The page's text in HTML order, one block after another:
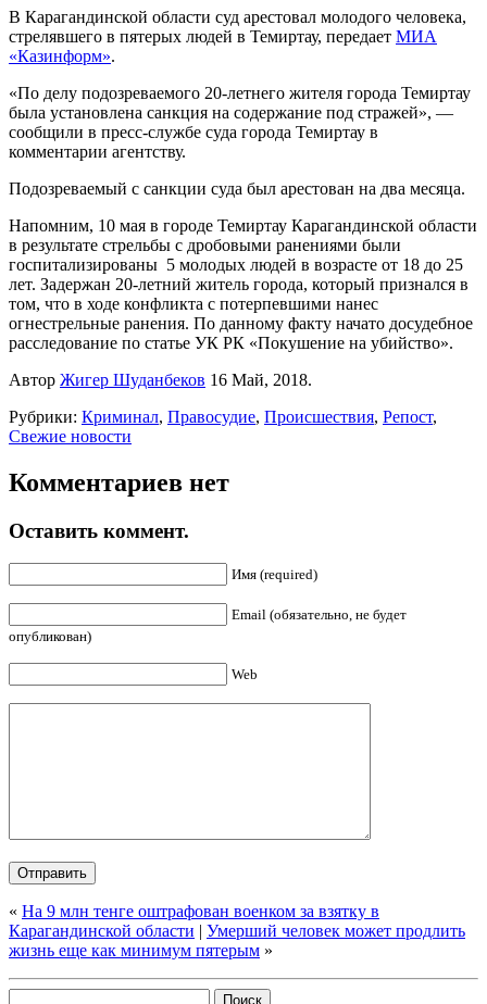
В Карагандинской области суд арестовал молодого человека,
стрелявшего в пятерых людей в Темиртау, передает МИА
«Казинформ».
«По делу подозреваемого 20-летнего жителя города Темиртау
была установлена санкция на содержание под стражей», —
сообщили в пресс-службе суда города Темиртау в
комментарии агентству.
Подозреваемый с санкции суда был арестован на два месяца.
Напомним, 10 мая в городе Темиртау Карагандинской области
в результате стрельбы с дробовыми ранениями были
госпитализированы 5 молодых людей в возрасте от 18 до 25
лет. Задержан 20-летний житель города, который признался в
том, что в ходе конфликта с потерпевшими нанес
огнестрельные ранения. По данному факту начато досудебное
расследование по статье УК РК «Покушение на убийство».
Автор Жигер Шуданбеков 16 Май, 2018.
Рубрики: Криминал, Правосудие, Происшествия, Репост,
Свежие новости
Комментариев нет
Оставить коммент.
Имя (required)
Email (обязательно, не будет
опубликован)
Web
« На 9 млн тенге оштрафован военком за взятку в
Карагандинской области | Умерший человек может продлить
жизнь еще как минимум пятерым »